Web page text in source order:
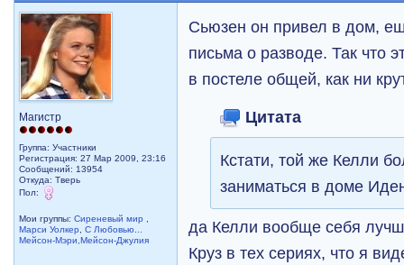
Магистр
Группа: Участники
Регистрация: 27 Мар 2009, 23:16
Сообщений: 13954
Откуда: Тверь
Пол:
Мои группы:Сиреневый мир
Марси Уолкер
,С Любовью...
Мейсон-Мэри,Мейсон-Джулия
Сьюзен он привел в дом,
письма о разводе. Так что
в постеле общей, как ни
Цитата
Кстати, той же Келли
заниматься в доме
да Келли вообще себя
Круз в тех сериях, что я